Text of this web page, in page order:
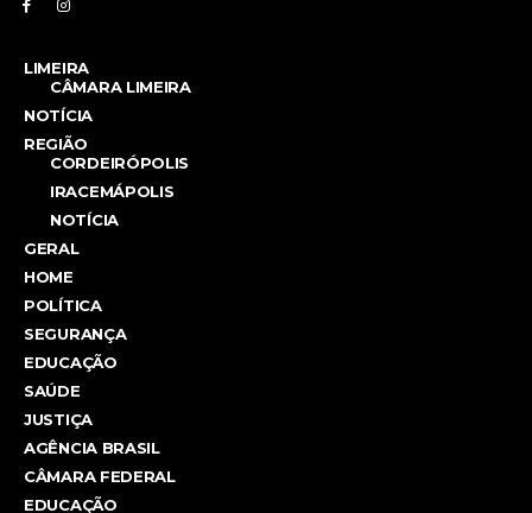
LIMEIRA
CÂMARA LIMEIRA
NOTÍCIA
REGIÃO
CORDEIRÓPOLIS
IRACEMÁPOLIS
NOTÍCIA
GERAL
HOME
POLÍTICA
SEGURANÇA
EDUCAÇÃO
SAÚDE
JUSTIÇA
AGÊNCIA BRASIL
CÂMARA FEDERAL
EDUCAÇÃO